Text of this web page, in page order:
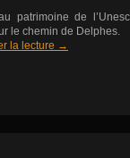
patrimoine de
le chemin de Delphes.
la lecture →